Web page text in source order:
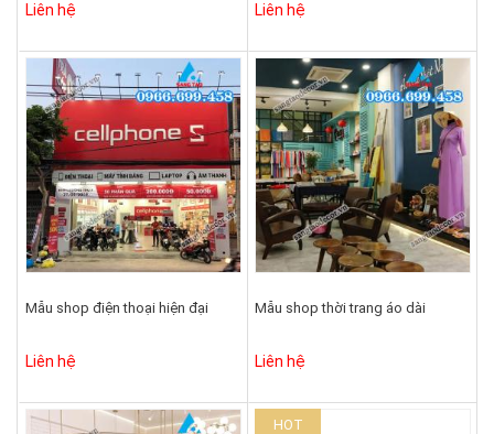
Liên hệ Liên hệ
Mẫu shop điện thoại hiện đại
Liên hệ
Mẫu shop thời trang áo dài
Liên hệ
HOT